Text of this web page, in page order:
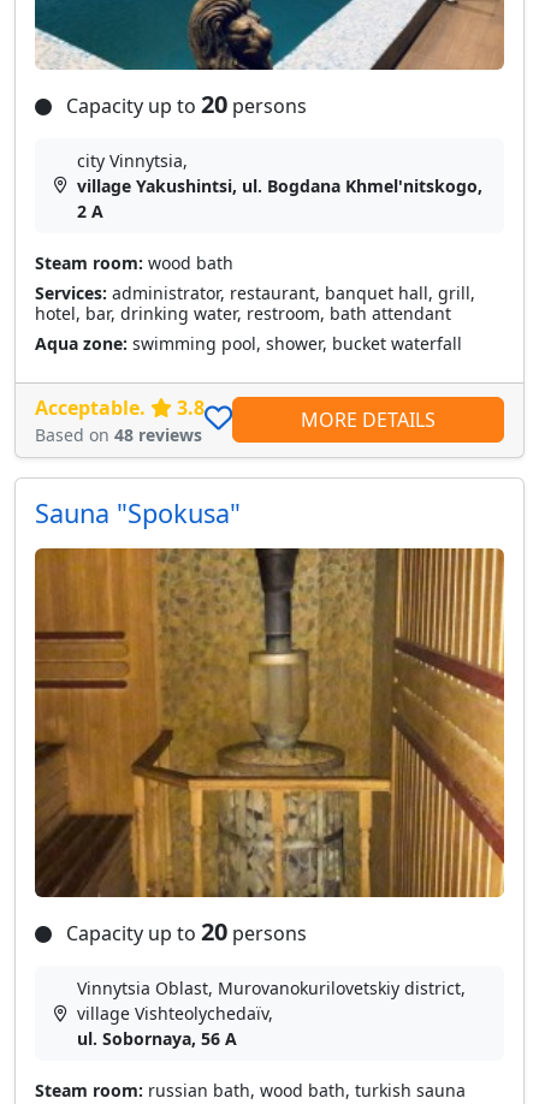
Capacity up to 20 persons
city Vinnytsia,
village Yakushintsі, ul. Bogdana Khmel'nitskogo,
2 A
Steam room: wood bath
Services: administrator, restaurant, banquet hall, grill,
hotel, bar, drinking water, restroom, bath attendant
Aqua zone: swimming pool, shower, bucket waterfall
Acceptable. 3.8
Based on 48 reviews
MORE DETAILS
Sauna "Spokusa"
Capacity up to 20 persons
Vinnytsia Oblast, Murovanokurilovetskiy district,
village Vishteolychedaїv,
ul. Sobornaya, 56 A
Steam room: russian bath, wood bath, turkish sauna